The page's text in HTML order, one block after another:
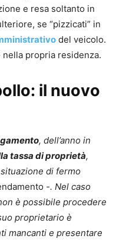
e resa soltanto in
se “pizzicati” in
del veicolo.
propria residenza.
il nuovo
, dell’anno in
tassa di proprietà,
di fermo
-. Nel caso
è possibile procedere
proprietario è
mancanti e presentare